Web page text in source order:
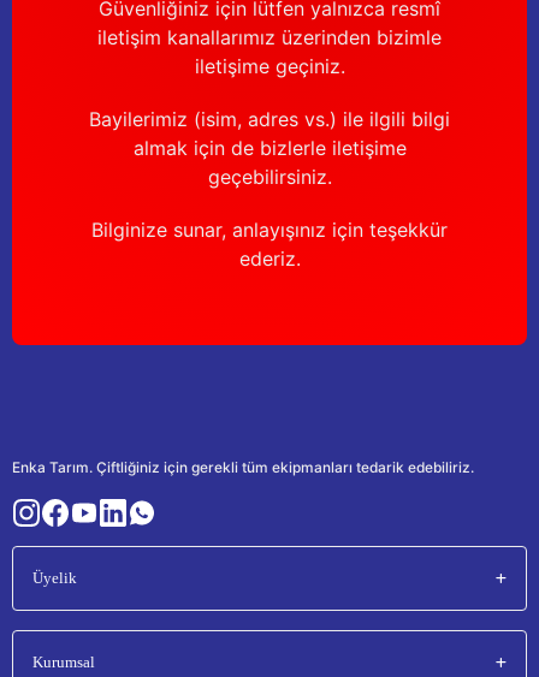
Güvenliğiniz için lütfen yalnızca resmî
iletişim kanallarımız üzerinden bizimle
iletişime geçiniz.
Bayilerimiz (isim, adres vs.) ile ilgili bilgi
almak için de bizlerle iletişime
geçebilirsiniz.
Bilginize sunar, anlayışınız için teşekkür
ederiz.
Enka Tarım. Çiftliğiniz için gerekli tüm ekipmanları tedarik edebiliriz.
Üyelik
Kurumsal